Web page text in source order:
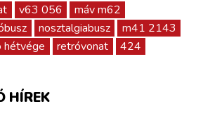
v63 056
máv m62
nosztalgiabusz
m41 2143
hétvége
retróvonat 424
HÍREK